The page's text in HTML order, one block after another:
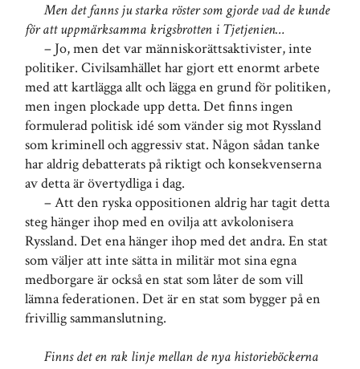
Men det fanns ju starka röster som gjorde vad de kunde
för att uppmärksamma krigsbrotten i Tjetjenien…
– Jo, men det var människorättsaktivister, inte
politiker. Civilsamhället har gjort ett enormt arbete
med att kartlägga allt och lägga en grund för politiken,
men ingen plockade upp detta. Det finns ingen
formulerad politisk idé som vänder sig mot Ryssland
som kriminell och aggressiv stat. Någon sådan tanke
har aldrig debatterats på riktigt och konsekvenserna
av detta är övertydliga i dag.
– Att den ryska oppositionen aldrig har tagit detta
steg hänger ihop med en ovilja att avkolonisera
Ryssland. Det ena hänger ihop med det andra. En stat
som väljer att inte sätta in militär mot sina egna
medborgare är också en stat som låter de som vill
lämna federationen. Det är en stat som bygger på en
frivillig sammanslutning.
Finns det en rak linje mellan de nya historieböckerna